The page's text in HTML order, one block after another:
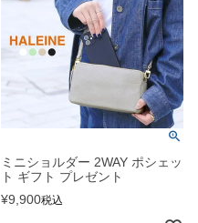
ミニショルダー 2WAY ポシェッ
ト ギフト プレゼント
¥9,900税込